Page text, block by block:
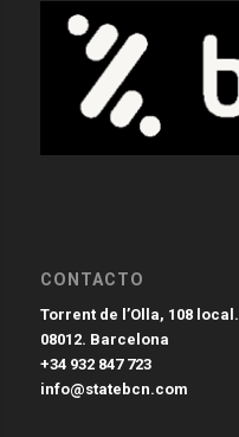
CONTACTO
Torrent de l’Olla, 108 local.
08012. Barcelona
+34 932 847 723
info@statebcn.com